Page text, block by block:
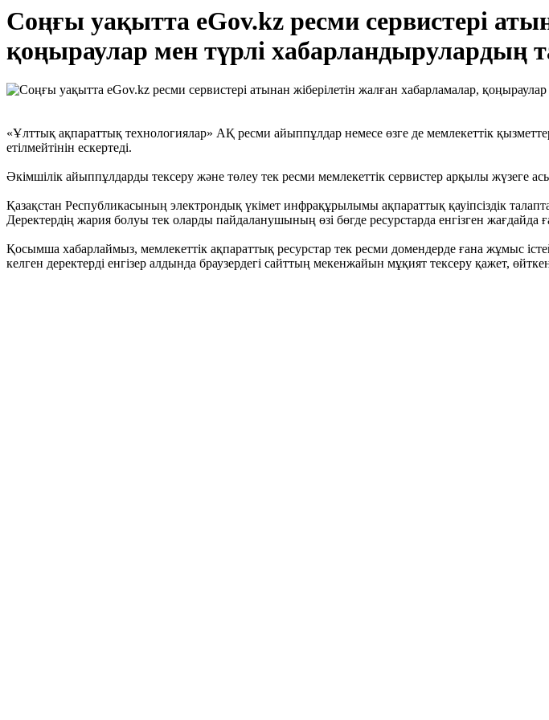
Соңғы уақытта eGov.kz ресми сервистері
қоңыраулар мен түрлі хабарландырулардың
«Ұлттық ақпараттық технологиялар» АҚ ресми айыппұлдар немесе өзге де мемлекеттік
етілмейтінін ескертеді.
Әкімшілік айыппұлдарды тексеру және төлеу тек ресми мемлекеттік сервистер арқылы жүзеге
Қазақстан Республикасының электрондық үкімет инфрақұрылымы ақпараттық қауіпсіздік
Деректердің жария болуы тек оларды пайдаланушының өзі бөгде ресурстарда енгізген жағдайда
Қосымша хабарлаймыз, мемлекеттік ақпараттық ресурстар тек ресми домендерде ғана жұмыс
келген деректерді енгізер алдында браузердегі сайттың мекенжайын мұқият тексеру қажет,